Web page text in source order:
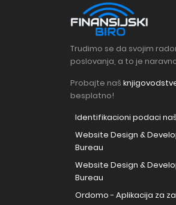
Trudimo se da svojim
poslovanja, a to je
Probajte naš
besplatno!
Identifikacioni podaci
Website Design &
Bureau
Website Design &
Bureau
Ordomo - Aplikacija za